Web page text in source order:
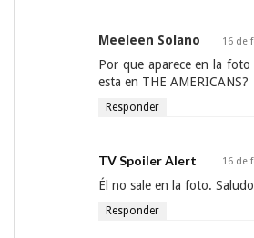
Meeleen Solano 16 de
Por que aparece en la
esta en THE AMERICANS?
Responder
TV Spoiler Alert 16 de
Él no sale en la foto.
Responder